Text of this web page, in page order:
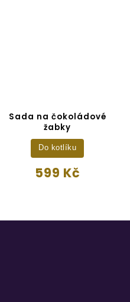
Sada na čokoládové
žabky
599 Kč
Do kotlíku